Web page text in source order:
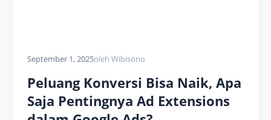
September 1, 2025oleh Wibisono
Peluang Konversi Bisa Naik, Apa
Saja Pentingnya Ad Extensions